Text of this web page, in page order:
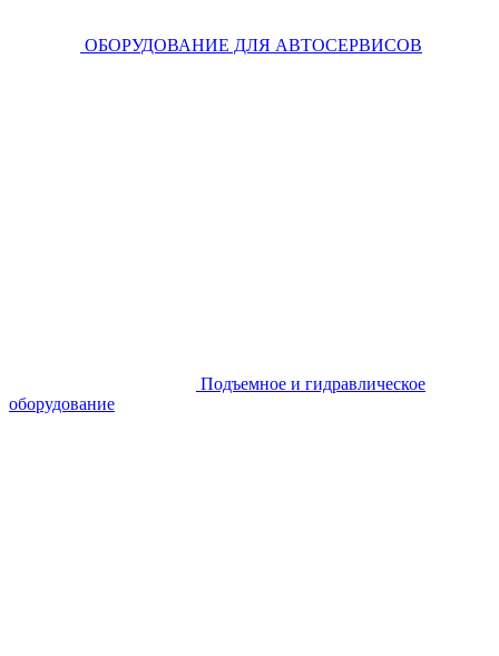
ОБОРУДОВАНИЕ ДЛЯ АВТОСЕРВИСОВ
Подъемное и гидравлическое
оборудование